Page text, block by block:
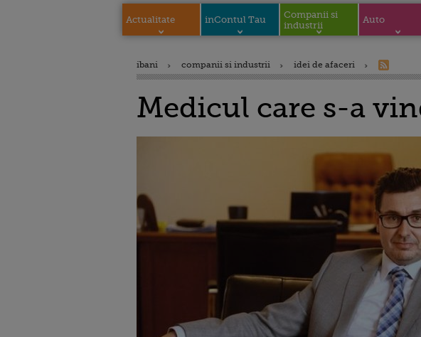
Actualitate inContul Tau
Companii si
industrii
Auto
ibani companii si industrii idei de afaceri
Medicul care s-a